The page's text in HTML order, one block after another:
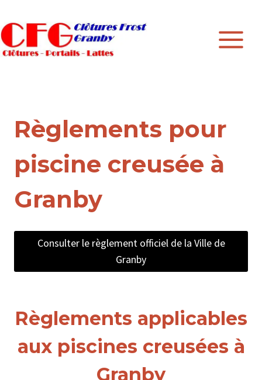
to
content
Règlements pour
piscine creusée à
Granby
Consulter le règlement officiel de la Ville de
Granby
Règlements applicables
aux piscines creusées à
Granby